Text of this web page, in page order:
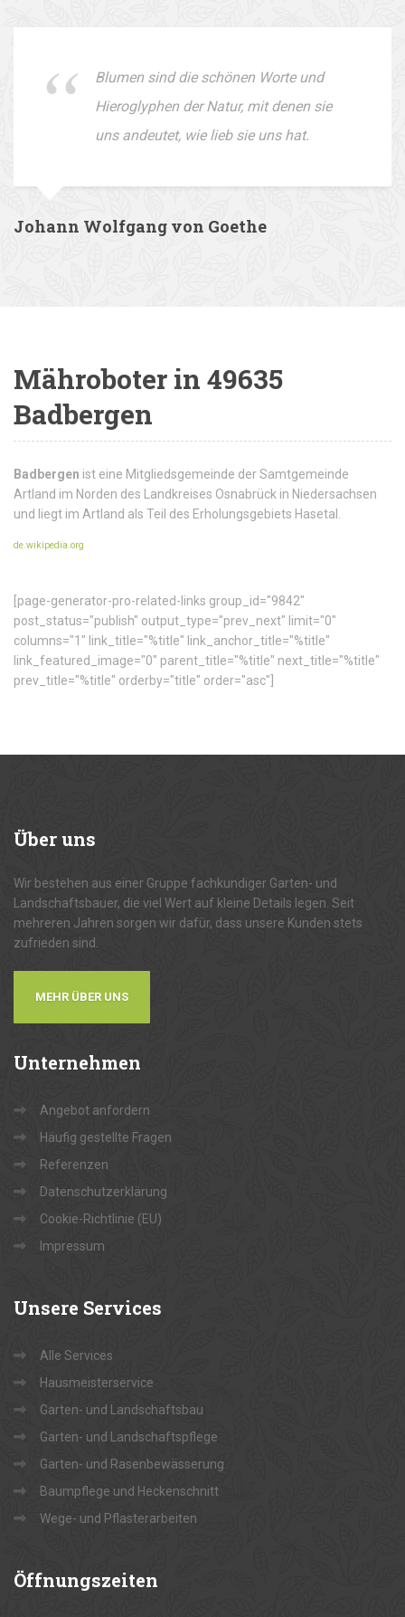
Blumen sind die schönen Worte und
Hieroglyphen der Natur, mit denen sie
uns andeutet, wie lieb sie uns hat.
Johann Wolfgang von Goethe
Mähroboter in 49635
Badbergen
Badbergen ist eine Mitgliedsgemeinde der Samtgemeinde
Artland im Norden des Landkreises Osnabrück in Niedersachsen
und liegt im Artland als Teil des Erholungsgebiets Hasetal.
de.wikipedia.org
[page-generator-pro-related-links group_id="9842"
post_status="publish" output_type="prev_next" limit="0"
columns="1" link_title="%title" link_anchor_title="%title"
link_featured_image="0" parent_title="%title" next_title="%title"
prev_title="%title" orderby="title" order="asc"]
Überuns
Wir bestehen aus einer Gruppe fachkundiger Garten- und
Landschaftsbauer, die viel Wert auf kleine Details legen. Seit
mehreren Jahren sorgen wir dafür, dass unsere Kunden stets
zufrieden sind.
MEHR ÜBER UNS
Unternehmen
Angebot anfordern
Häufig gestellte Fragen
Referenzen
Datenschutzerklärung
Cookie-Richtlinie (EU)
Impressum
Unsere Services
Alle Services
Hausmeisterservice
Garten- und Landschaftsbau
Garten- und Landschaftspflege
Garten- und Rasenbewässerung
Baumpflege und Heckenschnitt
Wege- und Pflasterarbeiten
Öffnungszeiten